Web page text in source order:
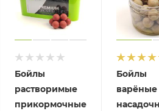
Бойлы
растворимые
прикормочные
Бойлы
варёные